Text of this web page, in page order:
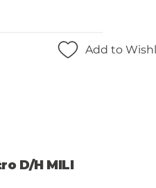
D/H MILI
Add to